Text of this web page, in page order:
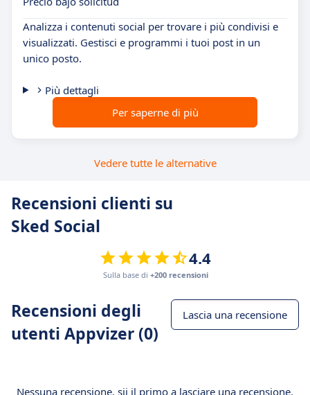
Analizza i contenuti social per trovare i più condivisi e
visualizzati. Gestisci e programmi i tuoi post in un
unico posto.
Più dettagli
Per saperne di più
Vedere tutte le alternative
Recensioni clienti su
Sked Social
4.4
Sulla base di +200 recensioni
Recensioni degli
utenti Appvizer (0)
Lascia una recensione
Nessuna recensione, sii il primo a lasciare una recensione.